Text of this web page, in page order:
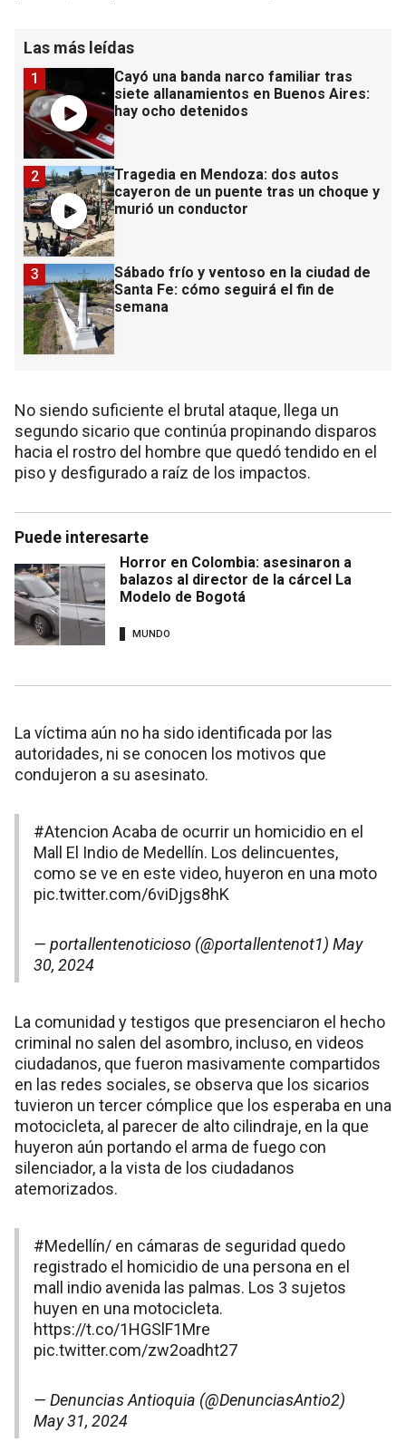
Las más leídas
Cayó una banda narco familiar tras
siete allanamientos en Buenos Aires:
hay ocho detenidos
1
Tragedia en Mendoza: dos autos
cayeron de un puente tras un choque y
murió un conductor
2
Sábado frío y ventoso en la ciudad de
Santa Fe: cómo seguirá el fin de
semana
3
No siendo suficiente el brutal ataque, llega un
segundo sicario que continúa propinando disparos
hacia el rostro del hombre que quedó tendido en el
piso y desfigurado a raíz de los impactos.
Puede interesarte
Horror en Colombia: asesinaron a
balazos al director de la cárcel La
Modelo de Bogotá
MUNDO
La víctima aún no ha sido identificada por las
autoridades, ni se conocen los motivos que
condujeron a su asesinato.
#Atencion Acaba de ocurrir un homicidio en el
Mall El Indio de Medellín. Los delincuentes,
como se ve en este video, huyeron en una moto
pic.twitter.com/6viDjgs8hK
— portallentenoticioso (@portallentenot1) May
30, 2024
La comunidad y testigos que presenciaron el hecho
criminal no salen del asombro, incluso, en videos
ciudadanos, que fueron masivamente compartidos
en las redes sociales, se observa que los sicarios
tuvieron un tercer cómplice que los esperaba en una
motocicleta, al parecer de alto cilindraje, en la que
huyeron aún portando el arma de fuego con
silenciador, a la vista de los ciudadanos
atemorizados.
#Medellín/ en cámaras de seguridad quedo
registrado el homicidio de una persona en el
mall indio avenida las palmas. Los 3 sujetos
huyen en una motocicleta.
https://t.co/1HGSlF1Mre
pic.twitter.com/zw2oadht27
— Denuncias Antioquia (@DenunciasAntio2)
May 31, 2024